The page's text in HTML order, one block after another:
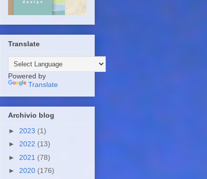
Translate
Powered by
Translate
Archivio blog
► 2023 (1)
► 2022 (13)
► 2021 (78)
► 2020 (176)